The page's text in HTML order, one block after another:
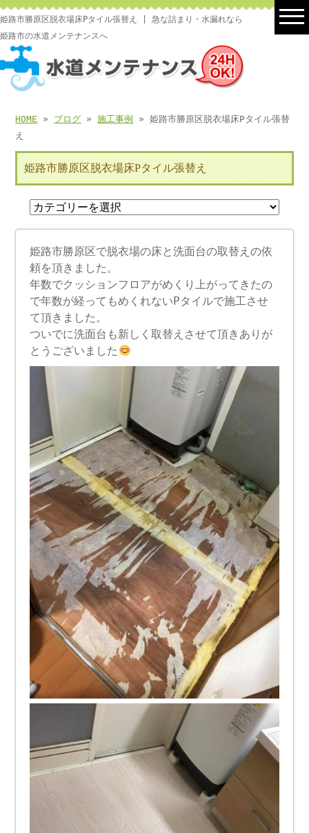
姫路市勝原区脱衣場床Pタイル張替え | 急な詰まり・水漏れなら
姫路市の水道メンテナンスへ
HOME » ブログ »施工事例
» 姫路市勝原区脱衣場床Pタイル張替
え
姫路市勝原区脱衣場床Pタイル張替え
姫路市勝原区で脱衣場の床と洗面台の取替えの依
頼を頂きました。
年数でクッションフロアがめくり上がってきたの
で年数が経ってもめくれないPタイルで施工させ
て頂きました。
ついでに洗面台も新しく取替えさせて頂きありが
とうございました